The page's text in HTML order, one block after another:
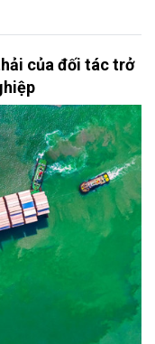
của đối tác trở